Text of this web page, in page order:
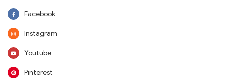
Facebook
Instagram
Youtube
Pinterest